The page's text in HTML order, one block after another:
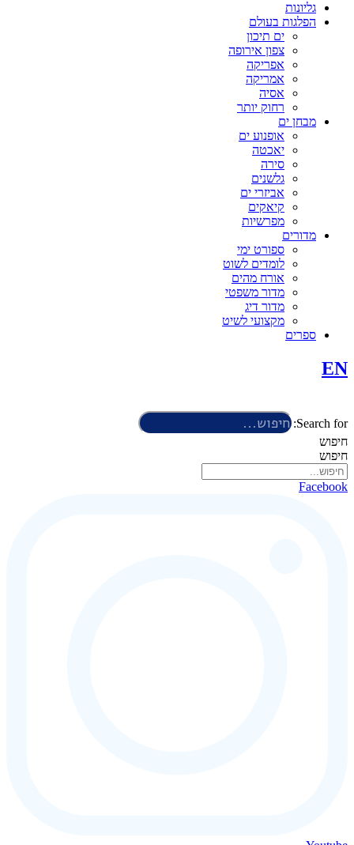
גליונות
הפלגות בעולם
ים תיכון
צפון אירופה
אפריקה
אמריקה
אסיה
רחוק יותר
מבחן ים
אופנוע ים
יאכטה
סירה
גלשנים
אביזרי ים
קיאקים
מפרשיות
מדורים
ספורט ימי
לומדים לשוט
אורח מהים
מדור משפטי
מדור דיג
מקצועי לשיט
ספרים
EN
Search for:
חיפוש
חיפוש
Facebook